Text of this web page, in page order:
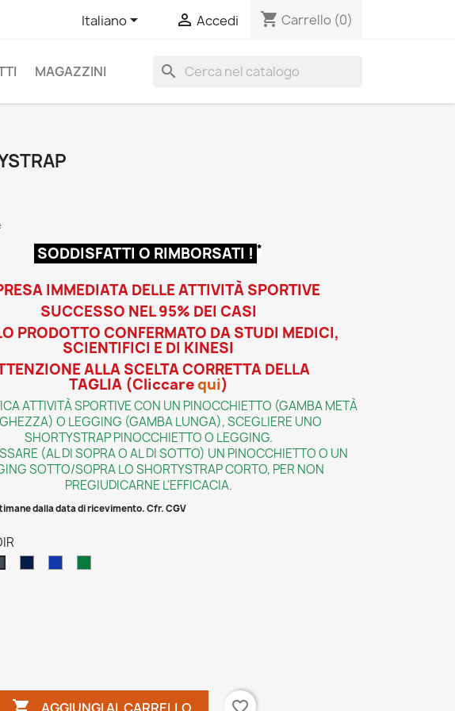
Italiano  Accedi shopping_cart Carrello (0)
search
MAGAZZINI
SODDISFATTI O RIMBORSATI ! *
IMMEDIATA DELLE ATTIVITÀ SPORTIVE
SUCCESSO NEL 95% DEI CASI
PRODOTTO CONFERMATO DA STUDI MEDICI,
SCIENTIFICI E DI KINESI
ALLA SCELTA CORRETTA DELLA
TAGLIA (Cliccarequi)
ATTIVITÀ SPORTIVE CON UN PINOCCHIETTO (GAMBA METÀ
O LEGGING (GAMBA LUNGA), SCEGLIERE UNO
SHORTYSTRAP PINOCCHIETTO O LEGGING.
(AL DI SOPRA O AL DI SOTTO) UN PINOCCHIETTO O UN
SOTTO/SOPRA LO SHORTYSTRAP CORTO, PER NON
PREGIUDICARNE L'EFFICACIA.
dalla data di ricevimento. Cfr. CGV
 AGGIUNGI AL CARRELLO favorite_border